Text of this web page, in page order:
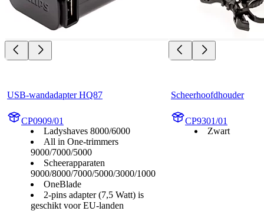
USB-wandadapter HQ87
CP0909/01
Ladyshaves 8000/6000
All in One-trimmers
9000/7000/5000
Scheerapparaten
9000/8000/7000/5000/3000/1000
OneBlade
2-pins adapter (7,5 Watt) is
geschikt voor EU-landen
Scheerhoofdhouder
CP9301/01
Zwart